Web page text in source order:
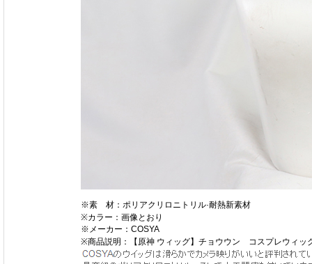
※素 材：ポリアクリロニトリル·耐熱新素材
※カラー：画像とおり
※メーカー：COSYA
※商品説明：【原神 ウィッグ】チョウウン コスプレウィッ